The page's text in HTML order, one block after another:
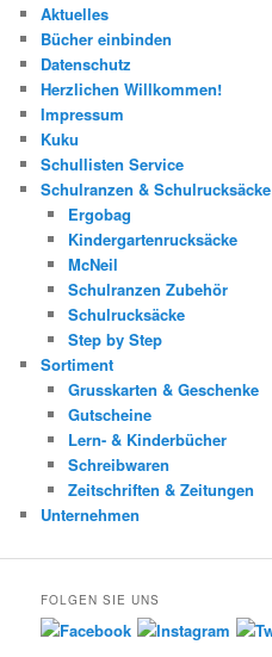
Aktuelles
Bücher einbinden
Datenschutz
Herzlichen Willkommen!
Impressum
Kuku
Schullisten Service
Schulranzen & Schulrucksäcke
Ergobag
Kindergartenrucksäcke
McNeil
Schulranzen Zubehör
Schulrucksäcke
Step by Step
Sortiment
Grusskarten & Geschenke
Gutscheine
Lern- & Kinderbücher
Schreibwaren
Zeitschriften & Zeitungen
Unternehmen
FOLGEN SIE UNS